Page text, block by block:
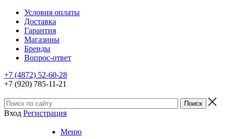
Условия оплаты
Доставка
Гарантия
Магазины
Бренды
Вопрос-ответ
+7 (4872) 52-60-28
+7 (920) 785-11-21
Вход Регистрация
Меню